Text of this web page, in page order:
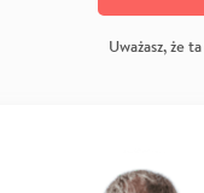
Uważasz, że